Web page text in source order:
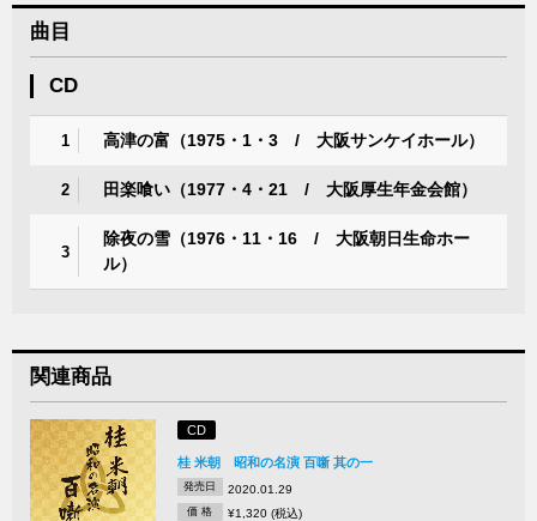
曲目
CD
1 高津の富（1975・1・3 / 大阪サンケイホール）
2 田楽喰い（1977・4・21 / 大阪厚生年金会館）
3
除夜の雪（1976・11・16 / 大阪朝日生命ホー
ル）
関連商品
CD
桂 米朝 昭和の名演 百噺 其の一
発売日 2020.01.29
価 格 ¥1,320 (税込)